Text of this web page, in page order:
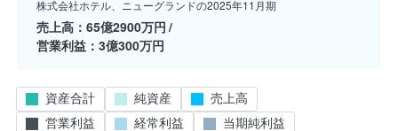
株式会社ホテル、ニューグランドの2025年11月期
売上高
65億2900万円
営業利益
3億300万円
資産合計 純資産
売上高
営業利益
経常利益
当期純利益